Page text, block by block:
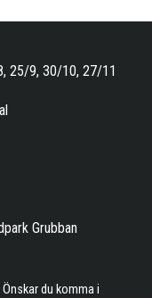
25/9, 30/10, 27/11
Grubban
du komma i